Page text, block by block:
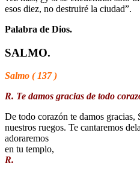
esos diez, no destruiré la ciudad”.
Palabra de Dios.
SALMO.
Salmo ( 137 )
R. Te damos gracias de todo
De todo corazón te damos gracias,
nuestros ruegos. Te cantaremos
adoraremos
en tu templo,
R.